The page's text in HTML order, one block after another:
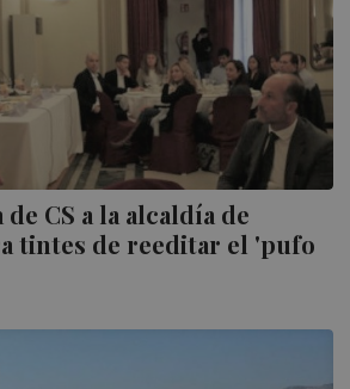
CS a la alcaldía de
tintes de reeditar el 'pufo